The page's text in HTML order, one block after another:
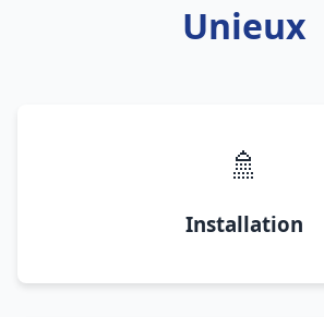
Unieux
🚿
Installation